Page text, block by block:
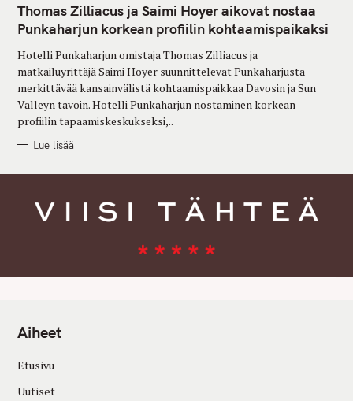
T
E
G
O
I
S
Thomas Zilliacus ja Saimi Hoyer aikovat nostaa
Punkaharjun korkean profiilin kohtaamispaikaksi
Hotelli Punkaharjun omistaja Thomas Zilliacus ja
matkailuyrittäjä Saimi Hoyer suunnittelevat Punkaharjusta
merkittävää kansainvälistä kohtaamispaikkaa Davosin ja Sun
Valleyn tavoin. Hotelli Punkaharjun nostaminen korkean
profiilin tapaamiskeskukseksi,..
Lue lisää
Aiheet
Etusivu
Uutiset